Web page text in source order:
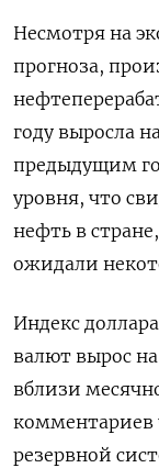
Несмотря на
прогноза,
году выросла
предыдущим
уровня, что
нефть в
ожидали
Индекс
валют вырос
вблизи
комментариев
резервной